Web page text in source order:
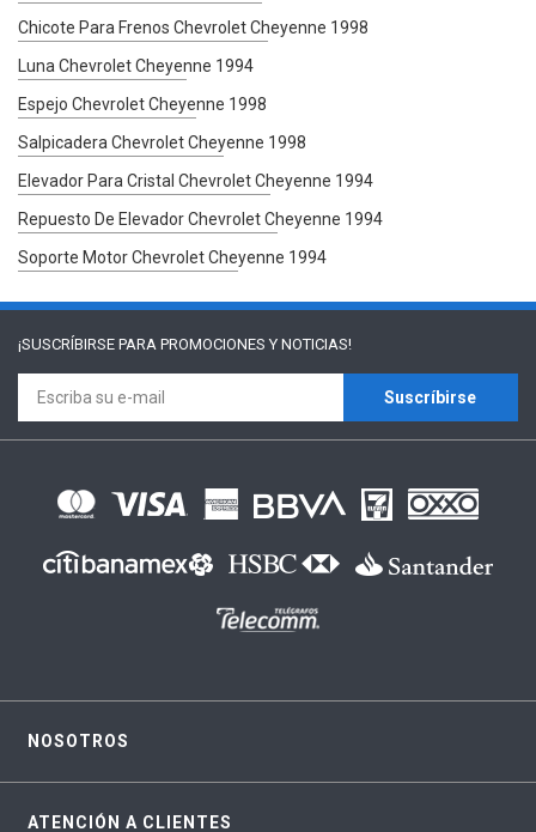
Chicote Para Frenos Chevrolet Cheyenne 1998
Luna Chevrolet Cheyenne 1994
Espejo Chevrolet Cheyenne 1998
Salpicadera Chevrolet Cheyenne 1998
Elevador Para Cristal Chevrolet Cheyenne 1994
Repuesto De Elevador Chevrolet Cheyenne 1994
Soporte Motor Chevrolet Cheyenne 1994
¡SUSCRÍBIRSE PARA PROMOCIONES Y NOTICIAS!
Suscríbirse
NOSOTROS
ATENCIÓN A CLIENTES